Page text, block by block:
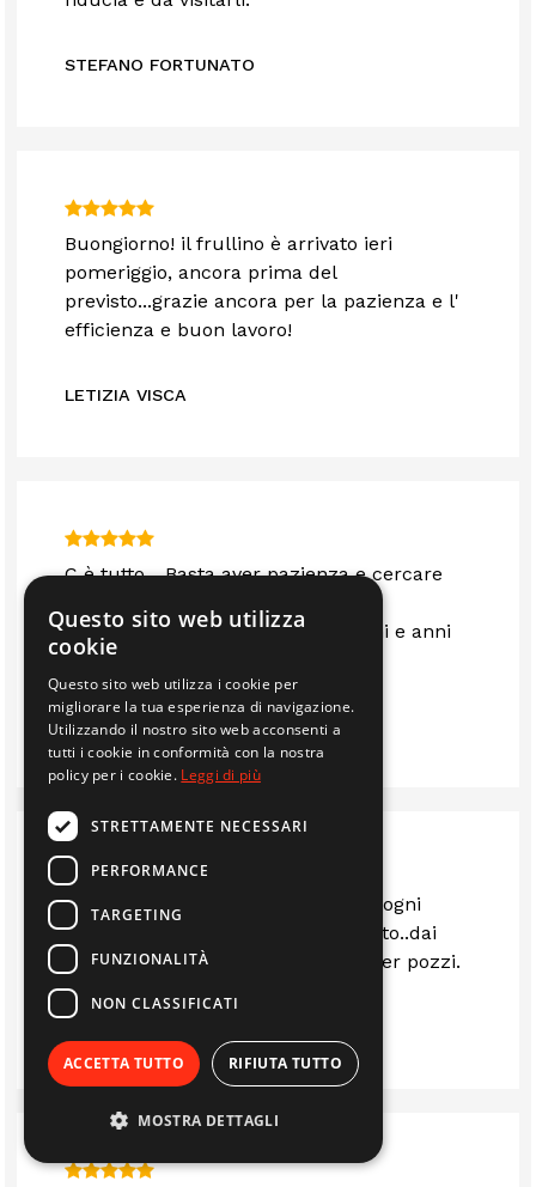
STEFANO FORTUNATO
Buongiorno! il frullino è arrivato ieri
pomeriggio, ancora prima del
previsto...grazie ancora per la pazienza e l'
efficienza e buon lavoro!
LETIZIA VISCA
C è tutto... Basta aver pazienza e cercare
Personale gentile ed esperto... Anni e anni
di attività
GIULIA TRANFAGLIA
Il sig.Calzolari e' afferratissimo su ogni
campo e..si trova veramente di tutto..dai
biocamini ai motori a sommersa per pozzi.
Questo sito web utilizza
cookie
Questo sito web utilizza i cookie per
migliorare la tua esperienza di navigazione.
Utilizzando il nostro sito web acconsenti a
tutti i cookie in conformità con la nostra
policy per i cookie. Leggi di più
STRETTAMENTE NECESSARI
PERFORMANCE
TARGETING
FUNZIONALITÀ
NON CLASSIFICATI
ACCETTA TUTTO RIFIUTA TUTTO
MOSTRA DETTAGLI